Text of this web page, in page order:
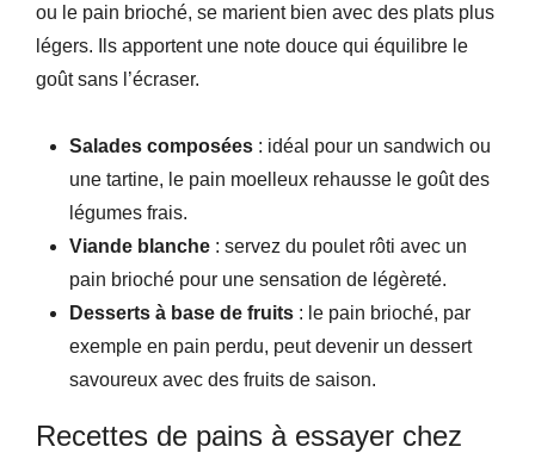
ou le pain brioché, se marient bien avec des plats plus
légers. Ils apportent une note douce qui équilibre le
goût sans l’écraser.
Salades composées : idéal pour un sandwich ou
une tartine, le pain moelleux rehausse le goût des
légumes frais.
Viande blanche : servez du poulet rôti avec un
pain brioché pour une sensation de légèreté.
Desserts à base de fruits : le pain brioché, par
exemple en pain perdu, peut devenir un dessert
savoureux avec des fruits de saison.
Recettes de pains à essayer chez